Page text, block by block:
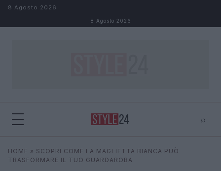
Salta al contenuto
8 Agosto 2026
8 Agosto 2026
⌕
Cerca
HOME » SCOPRI COME LA MAGLIETTA BIANCA PUÒ
TRASFORMARE IL TUO GUARDAROBA